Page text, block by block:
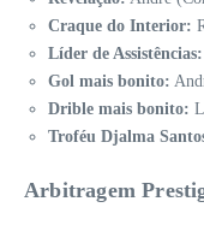
Craque do Interior:
Líder de Assistências:
Gol mais bonito:
Drible mais bonito:
Troféu Djalma
Arbitragem